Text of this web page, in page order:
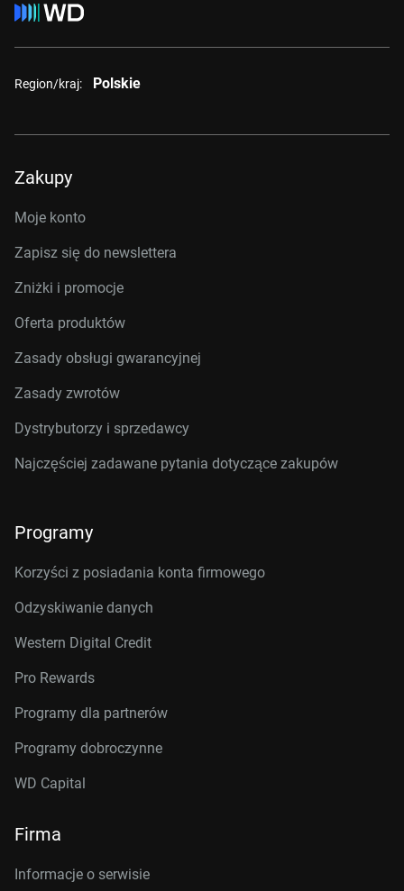
Region/kraj: Polskie
Zakupy
Moje konto
Zapisz się do newslettera
Zniżki i promocje
Oferta produktów
Zasady obsługi gwarancyjnej
Zasady zwrotów
Dystrybutorzy i sprzedawcy
Najczęściej zadawane pytania dotyczące zakupów
Programy
Korzyści z posiadania konta firmowego
Odzyskiwanie danych
Western Digital Credit
Pro Rewards
Programy dla partnerów
Programy dobroczynne
WD Capital
Firma
Informacje o serwisie